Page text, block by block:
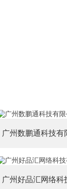
广州数鹏通科技有
广州好品汇网络科